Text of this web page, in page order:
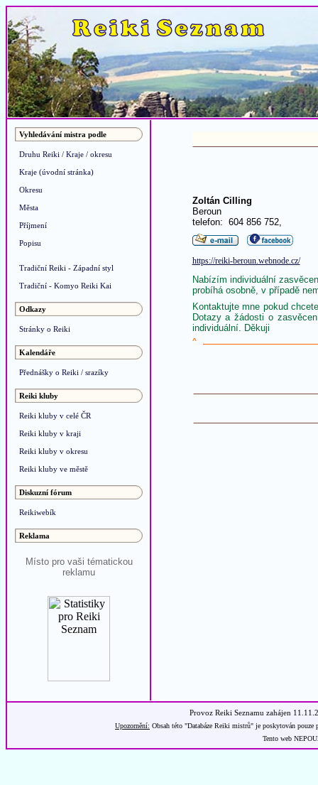
Vyhledávání mistra podle
Druhu Reiki / Kraje / okresu
Kraje (úvodní stránka)
Okresu
Města
Příjmení
Popisu
Tradiční Reiki - Západní styl
Tradiční - Komyo Reiki Kai
Odkazy
Stránky o Reiki
Kalendáře
Přednášky o Reiki / srazíky
Reiki kluby
Reiki kluby v celé ČR
Reiki kluby v kraji
Reiki kluby v okresu
Reiki kluby ve městě
Diskuzní fórum
Reikiwebík
Reklama
Místo pro vaši tématickou
reklamu
Zoltán Cilling
Beroun
telefon: 604 856 752,
https://reiki-beroun.webnode.cz/
Nabízím individuální
probíhá osobně, v případě
Kontaktujte mne pokud
Dotazy a žádosti o
individuální. Děkuji
^
Provoz Reiki Seznamu zahájen
Upozornění: Obsah této "Databáze Reiki mistrů" je poskytován
Tento web